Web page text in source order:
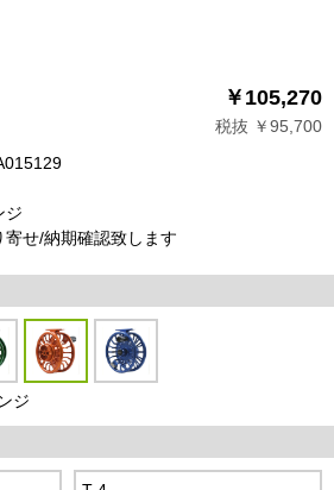
￥105,270
税抜 ￥95,700
ジ
寄せ/納期確認致します
ジ